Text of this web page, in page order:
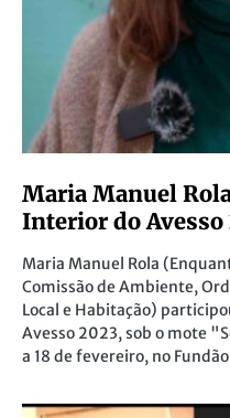
Maria Manuel
Interior do Avesso
Maria Manuel Rola
Comissão de Ambiente,
Local e Habitação)
Avesso 2023, sob o mote
a 18 de fevereiro, no